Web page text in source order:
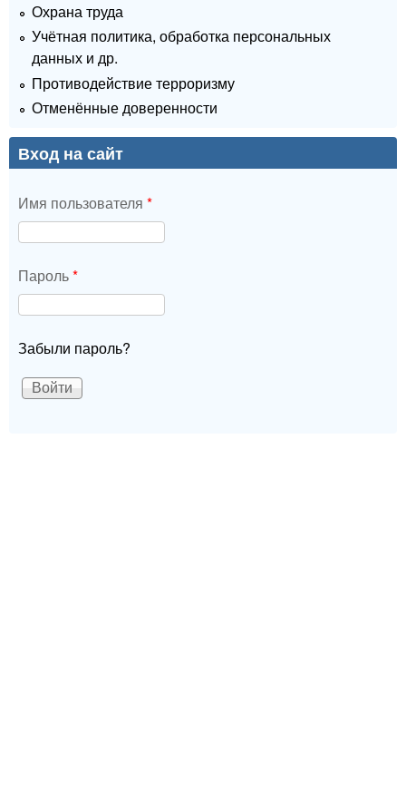
Охрана труда
Учётная политика, обработка персональных
данных и др.
Противодействие терроризму
Отменённые доверенности
Вход на сайт
Имя пользователя *
Пароль*
Забыли пароль?